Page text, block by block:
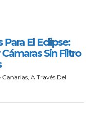
El Eclipse:
Sin Filtro
A Través Del